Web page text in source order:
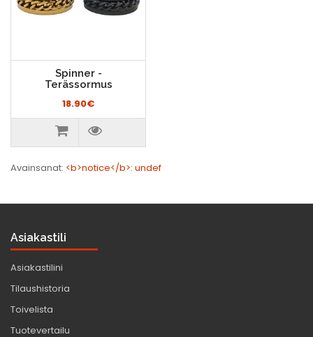
Spinner -
Terässormus
18.90€
Avainsanat: <b>notice</b>: undef
Asiakastili
Asiakastilini
Tilaushistoria
Toivelista
Tuotevertailu